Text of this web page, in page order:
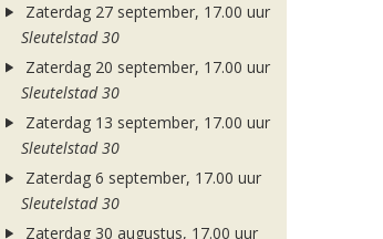
Zaterdag 27 september, 17.00 uur
Sleutelstad 30
Zaterdag 20 september, 17.00 uur
Sleutelstad 30
Zaterdag 13 september, 17.00 uur
Sleutelstad 30
Zaterdag 6 september, 17.00 uur
Sleutelstad 30
Zaterdag 30 augustus, 17.00 uur